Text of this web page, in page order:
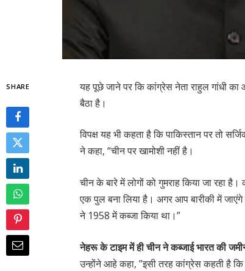
SHARE
यह पूछे जाने पर कि कांग्रेस नेता राहुल गांधी
बैठा है।
विपक्ष यह भी कहता है कि पाकिस्तान पर तो
ने कहा, “चीन पर खामोशी नहीं है।
चीन के बारे में लोगों को गुमराह किया जा रहा
एक पुल बना लिया है। अगर आप बारीकी में
ने 1958 में कब्जा किया था।”
नेहरू के टाइम में ही चीन ने कब्जाई भारत की
उन्होंने आहे कहा, ”इसी तरह कांग्रेस कहती है